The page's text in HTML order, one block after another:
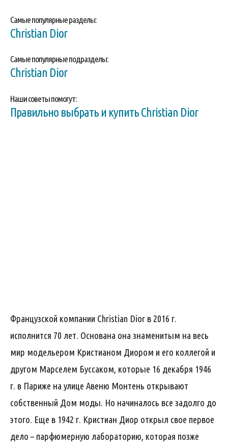
Самые популярные разделы:
Christian Dior
Самые популярные подразделы:
Christian Dior
Наши советы помогут:
Правильно выбрать и купить Christian Dior
Французской компании Christian Dior в 2016 г.
исполнится 70 лет. Основана она знаменитым на весь
мир модельером Кристианом Диором и его коллегой и
другом Марселем Буссаком, которые 16 декабря 1946
г. в Париже на улице Авеню Монтень открывают
собственный Дом моды. Но начиналось все задолго до
этого. Еще в 1942 г. Кристиан Диор открыл свое первое
дело – парфюмерную лабораторию, которая позже